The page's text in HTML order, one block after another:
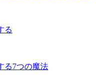
る
る7つの魔法